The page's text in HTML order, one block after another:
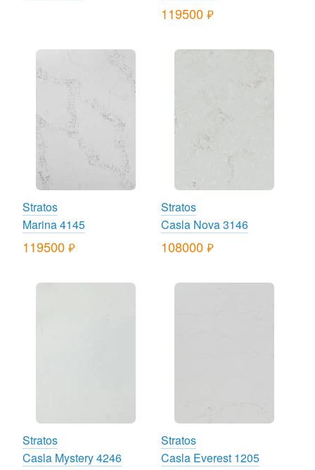
119500 руб.
Stratos
Marina 4145
119500руб.
Stratos
Casla Nova 3146
108000 руб.
Stratos
Casla Mystery 4246
Stratos
Casla Everest 1205